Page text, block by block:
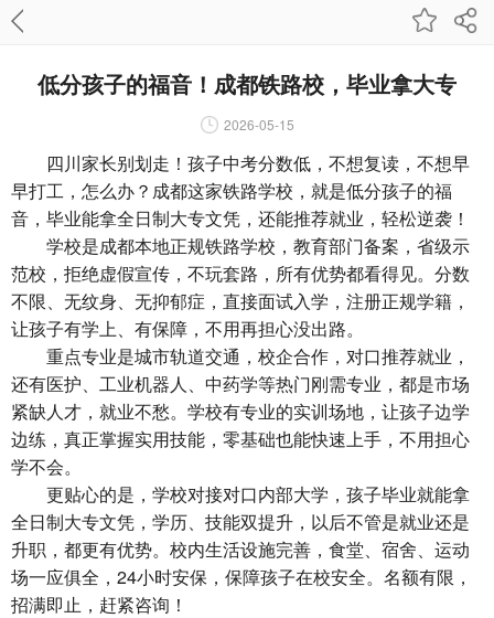
低分孩子的福音！成都铁路校，毕业拿大专
2026-05-15
四川家长别划走！孩子中考分数低，不想复读，不想早
早打工，怎么办？成都这家铁路学校，就是低分孩子的福
音，毕业能拿全日制大专文凭，还能推荐就业，轻松逆袭！
学校是成都本地正规铁路学校，教育部门备案，省级示
范校，拒绝虚假宣传，不玩套路，所有优势都看得见。分数
不限、无纹身、无抑郁症，直接面试入学，注册正规学籍，
让孩子有学上、有保障，不用再担心没出路。
重点专业是城市轨道交通，校企合作，对口推荐就业，
还有医护、工业机器人、中药学等热门刚需专业，都是市场
紧缺人才，就业不愁。学校有专业的实训场地，让孩子边学
边练，真正掌握实用技能，零基础也能快速上手，不用担心
学不会。
更贴心的是，学校对接对口内部大学，孩子毕业就能拿
全日制大专文凭，学历、技能双提升，以后不管是就业还是
升职，都更有优势。校内生活设施完善，食堂、宿舍、运动
场一应俱全，24小时安保，保障孩子在校安全。名额有限，
招满即止，赶紧咨询！